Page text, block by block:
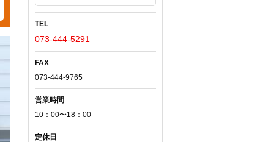
TEL
073-444-5291
FAX
073-444-9765
営業時間
10：00〜18：00
定休日